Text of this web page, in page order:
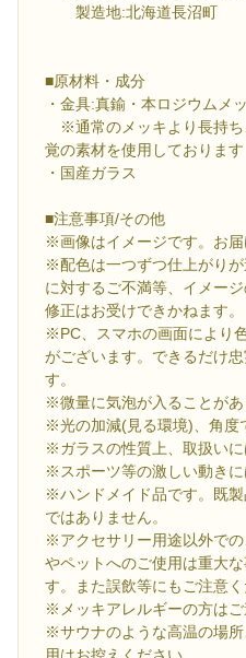
製造地:北海道長沼町
■原材料・成分
・金具:真鍮・本ロジウムメ
※通常のメッキより長持ち
覚の素材を使用しております
・国産ガラス
■注意事項/その他
※画像はイメージです。お届
※配色は一つずつ仕上がり
に対するご不満等、イメー
修正はお受けできかねます。
※PC、スマホの画面により
がございます。できるだけ
す。
※微量に気泡が入ることがあ
※光の加減(見る環境)、角度
※ガラスの性質上、取扱いに
※スポーツ等の激しい動きに
※ハンドメイド品です。既
ではありません。
※アクセサリー用途以外で
やペットへのご使用は重大
す。また誤飲等にもご注意く
※メッキアレルギーの方はご
※サウナのような高温の場